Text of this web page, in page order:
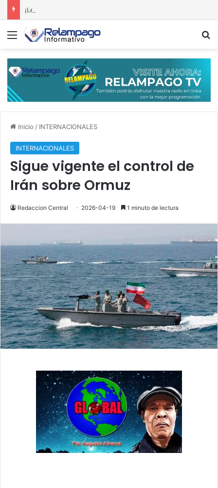
Menú
Inicio / INTERNACIONALES
INTERNACIONALES
Sigue vigente el control de
Irán sobre Ormuz
Redaccion Central 2026-04-19 1 minuto de lectura